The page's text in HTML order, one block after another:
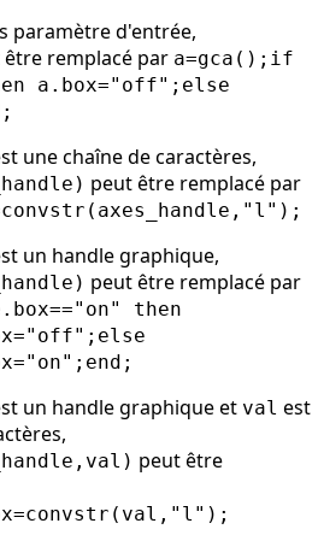
paramètre d'entrée,
être remplacé par a=gca();if
a.box="off";else
une chaîne de caractères,
peut être remplacé par
un handle graphique,
peut être remplacé par
then
un handle graphique et val est
peut être